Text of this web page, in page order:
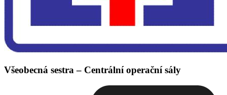
Všeobecná sestra – Centrální operační sály